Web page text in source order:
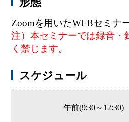
Zoomを用いたWEBセミナ
注）本セミナーでは録音・
く禁じます。
スケジュール
午前(9:30～12:30)